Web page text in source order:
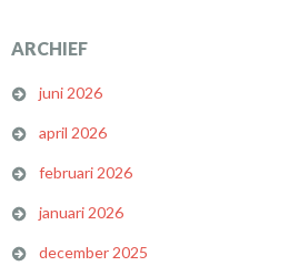
ARCHIEF
juni 2026
april 2026
februari 2026
januari 2026
december 2025